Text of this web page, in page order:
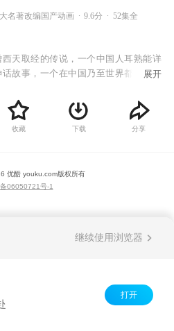
名著改编国产动画 9.6分 52集全
西天取经的传说，一个中国人耳熟能详
话故事，一个在中国乃至世界都已广泛
在一个个神话仙境中留下不解之缘。
妖孽蠢动、张牙舞爪、狞笑狂喊，总
天，金箍棒下化青烟。52集动画片《西
万苦，斗妖除魔，披荆斩棘，经历九
难取回真经，师徒四人修成正果的过
展开
收藏 下载 分享
优酷 youku.com版权所有
06050721号-1
继续使用浏览器
打开